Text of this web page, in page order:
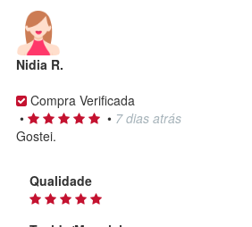
Nidia R.
Compra Verificada
•
• 7 dias atrás
Gostei.
Qualidade